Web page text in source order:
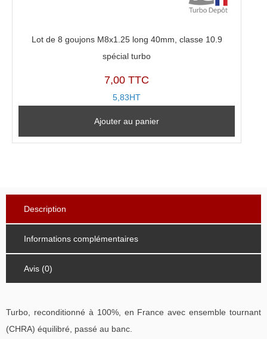
Lot de 8 goujons M8x1.25 long 40mm, classe 10.9
spécial turbo
7,00 TTC
5,83HT
Ajouter au panier
Description
Informations complémentaires
Avis (0)
Turbo, reconditionné à 100%, en France avec ensemble tournant
(CHRA) équilibré, passé au banc.